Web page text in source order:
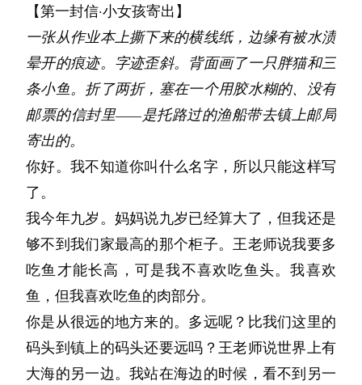
访，都是文学界的工作者，是我唯独参与不进去
的沙龙。
她是月光，但月光总是孤独。
清晨时分，家族几位长辈便围坐在客厅，就家产
的事情或劝导或指责她的任性妄为，她始终无一
句反驳。安静地望着窗外的绿叶，阳光洒在她的
脸、弯起的双腿上。到终了，没有看向任何人，
只是冷冷地说了一句：“那就当没有我这个女儿
好了，既然你们也不需要。”短短几个字，便让
气氛凝固到冷冽。家内一夜逆转的风评，在一双
又一双失望甚至到愤怒的眼神中传递。
她总是显得不在乎。在如坐针毡的早晨过后，她
能够积极邀请我去看电影，去逛街。那她伤心
吗？她的情绪似乎弥漫在空气里，我能嗅到却永
【第一封信·小女孩寄出】
一张从作业本上撕下来的横线纸，边缘有被水渍
晕开的痕迹。字迹歪斜。背面画了一只胖猫和三
条小鱼。折了两折，塞在一个用胶水糊的、没有
邮票的信封里——是托路过的渔船带去镇上邮局
寄出的。
你好。我不知道你叫什么名字，所以只能这样写
了。
我今年九岁。妈妈说九岁已经算大了，但我还是
够不到我们家最高的那个柜子。王老师说我要多
吃鱼才能长高，可是我不喜欢吃鱼头。我喜欢
鱼，但我喜欢吃鱼的肉部分。
你是从很远的地方来的。多远呢？比我们这里的
码头到镇上的码头还要远吗？王老师说世界上有
大海的另一边。我站在海边的时候，看不到另一